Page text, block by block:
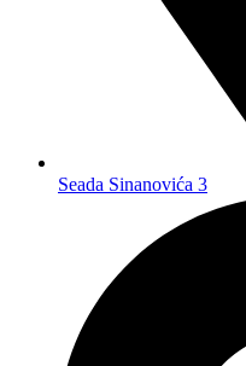
Seada Sinanovića 3